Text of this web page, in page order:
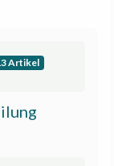
Artikel